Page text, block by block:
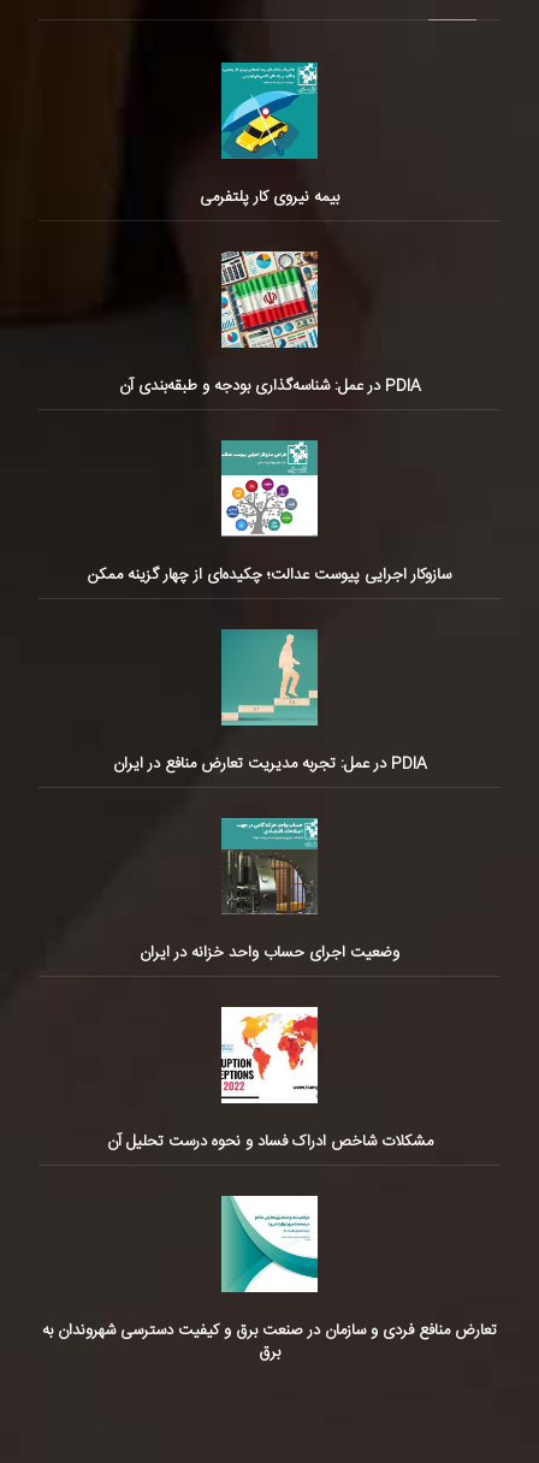
بیمه نیروی کار پلتفرمی
PDIA در عمل: شناسه‌گذاری بودجه و طبقه‌بندی آن
سازوکار اجرایی پیوست عدالت؛ چکیده‌ای از چهار گزینه ممکن
PDIA در عمل: تجربه مدیریت تعارض منافع در ایران
وضعیت اجرای حساب واحد خزانه در ایران
مشکلات شاخص ادراک فساد و نحوه درست تحلیل آن
تعارض منافع فردی و سازمان در صنعت برق و کیفیت دسترسی شهروندان به
برق